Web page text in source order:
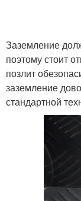
Заземление
поэтому стоит
позлит
заземление
стандартной